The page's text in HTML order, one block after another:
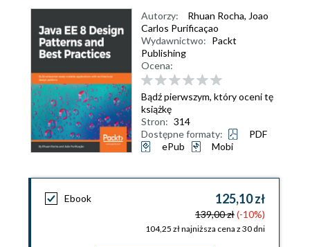
Autorzy: Rhuan Rocha, Joao
Carlos Purificaçao
Wydawnictwo: Packt
Publishing
Ocena:
Bądź pierwszym, który oceni tę
książkę
Stron: 314
Dostępne formaty:
PDF
ePub
Mobi
Ebook 125,10 zł
139,00 zł(-10%)
104,25 zł najniższa cena z 30 dni